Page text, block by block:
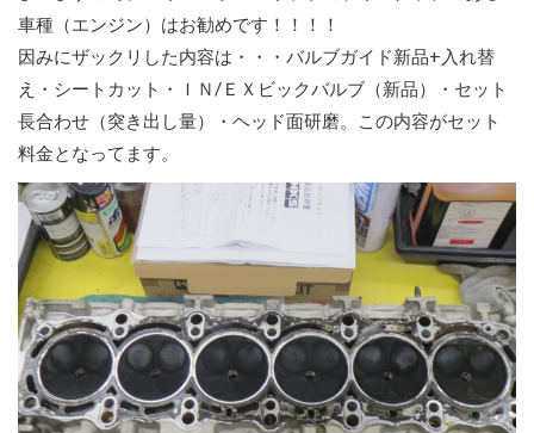
車種（エンジン）はお勧めです！！！！
因みにザックリした内容は・・・バルブガイド新品+入れ替
え・シートカット・ＩＮ/ＥＸビックバルブ（新品）・セット
長合わせ（突き出し量）・ヘッド面研磨。この内容がセット
料金となってます。